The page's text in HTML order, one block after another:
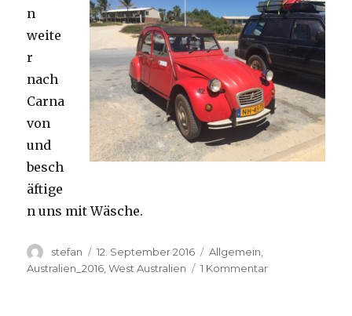
n
weite
r
nach
Carna
von
und
besch
äftige
n uns mit Wäsche.
Autor
stefan
Veröffentlicht
am
12. September 2016 Kategorien
Allgemein
Australien_2016 ,West Australien 1 Kommentarzu